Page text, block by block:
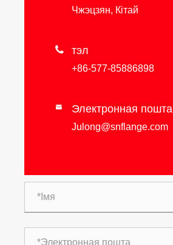
Чжэцзян, Кітай
 тэл
+86-577-85886898
 Электронная пошта
Julong@snflange.com